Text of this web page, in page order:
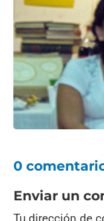
b
o
o
k
0
Enviar un